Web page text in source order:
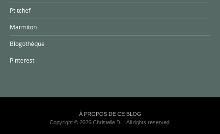
Ptitchef
Marmiton
Blogothèque
Pinterest
À PROPOS DE CE BLOG
Copyright © 2026 Christelle DL. All rights reserved.